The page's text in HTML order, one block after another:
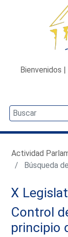
Bienvenidos |
Actividad
Búsqueda
X
Control
principio